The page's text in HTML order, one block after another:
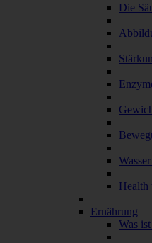
Die
Health
Ernährung
Was